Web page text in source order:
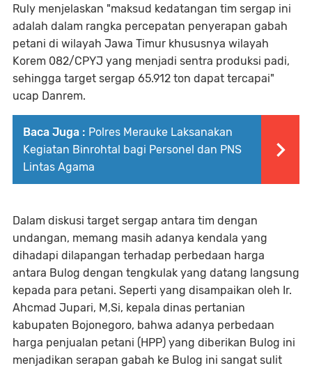
Ruly menjelaskan "maksud kedatangan tim sergap ini
adalah dalam rangka percepatan penyerapan gabah
petani di wilayah Jawa Timur khususnya wilayah
Korem 082/CPYJ yang menjadi sentra produksi padi,
sehingga target sergap 65.912 ton dapat tercapai"
ucap Danrem.
Baca Juga : Polres Merauke Laksanakan
Kegiatan Binrohtal bagi Personel dan PNS
Lintas Agama
Dalam diskusi target sergap antara tim dengan
undangan, memang masih adanya kendala yang
dihadapi dilapangan terhadap perbedaan harga
antara Bulog dengan tengkulak yang datang langsung
kepada para petani. Seperti yang disampaikan oleh Ir.
Ahcmad Jupari, M,Si, kepala dinas pertanian
kabupaten Bojonegoro, bahwa adanya perbedaan
harga penjualan petani (HPP) yang diberikan Bulog ini
menjadikan serapan gabah ke Bulog ini sangat sulit